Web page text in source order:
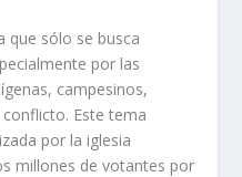
que sólo se busca
por las
campesinos,
Este tema
por la iglesia
millones de votantes por